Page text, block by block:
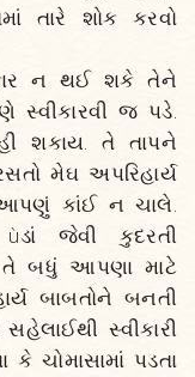
તારે શોક કરવો
ન થઈ શકે તેને
જ પડે.
શકાય. તે તાપને
મેઘ અપરિહાર્ય
કાંઈ ન ચાલે.
જેવી કુદરતી
તે બધું આપણા માટે
બાબતોને બનતી
સ્વીકારી
ચોમાસામાં પડતા